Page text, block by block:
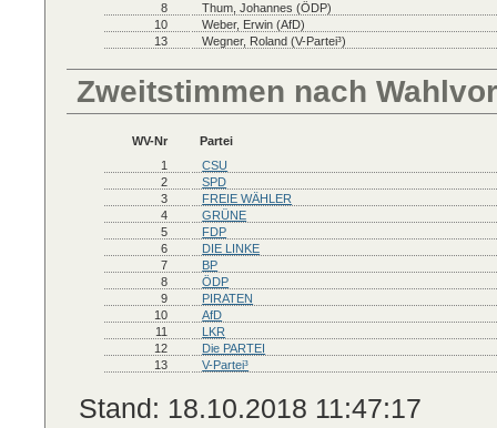
8
Thum, Johannes (ÖDP)
10
Weber, Erwin (AfD)
13
Wegner, Roland (V-Partei³)
Zweitstimmen nach
WV-Nr
Partei
1
CSU
2
SPD
3
FREIE WÄHLER
4
GRÜNE
5
FDP
6
DIE LINKE
7
BP
8
ÖDP
9
PIRATEN
10
AfD
11
LKR
12
Die PARTEI
13
V-Partei³
Stand: 18.10.2018 11:47:17